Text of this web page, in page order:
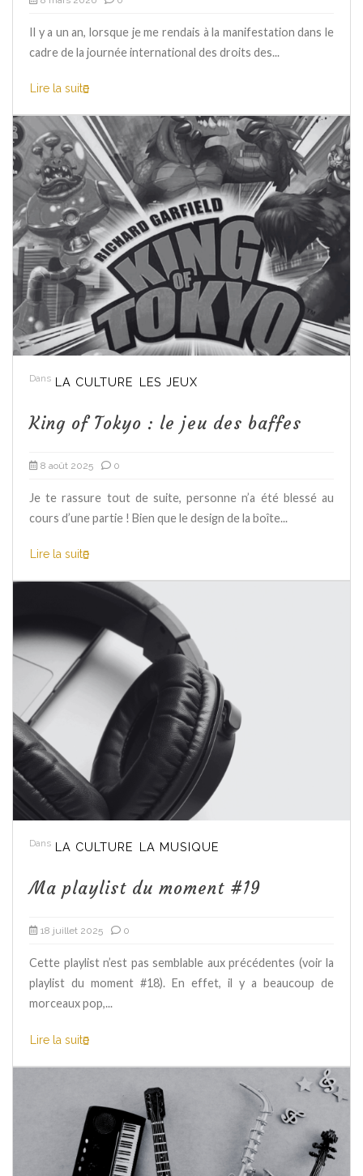
Il y a un an, lorsque je me rendais à la manifestation dans le
cadre de la journée international des droits des...
Lire la suite
Dans LA CULTURE LES JEUX
King of Tokyo : le jeu des baffes
8 août 2025 0
Je te rassure tout de suite, personne n’a été blessé au
cours d’une partie ! Bien que le design de la boîte...
Lire la suite
Dans LA CULTURE LA MUSIQUE
Ma playlist du moment #19
18 juillet 2025 0
Cette playlist n’est pas semblable aux précédentes (voir la
playlist du moment #18). En effet, il y a beaucoup de
morceaux pop,...
Lire la suite